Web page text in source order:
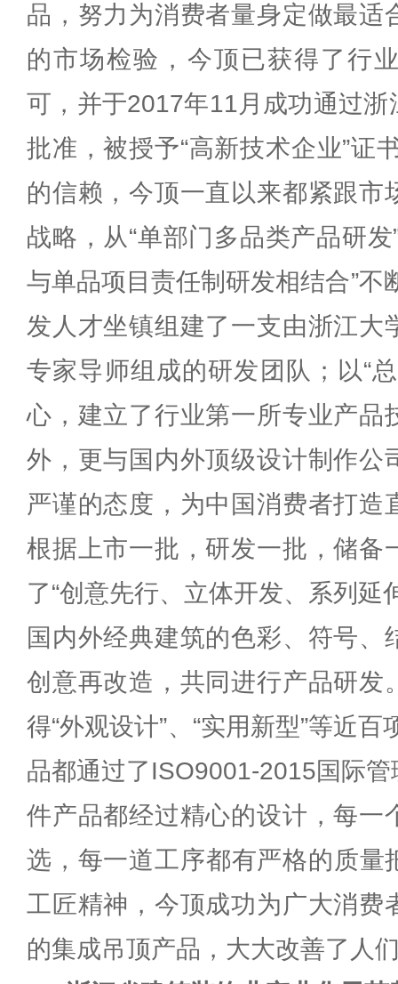
品，努力为消费者量身定做最适
的市场检验，今顶已获得了行
可，并于2017年11月成功通过
批准，被授予“高新技术企业”证
的信赖，今顶一直以来都紧跟市
战略，从“单部门多品类产品研
与单品项目责任制研发相结合”不
发人才坐镇组建了一支由浙江大
专家导师组成的研发团队；以“
心，建立了行业第一所专业产品
外，更与国内外顶级设计制作公
严谨的态度，为中国消费者打造
根据上市一批，研发一批，储备
了“创意先行、立体开发、系列延
国内外经典建筑的色彩、符号、
创意再改造，共同进行产品研发
得“外观设计”、“实用新型”等近
品都通过了ISO9001-2015国际
件产品都经过精心的设计，每一
选，每一道工序都有严格的质
工匠精神，今顶成功为广大消费
的集成吊顶产品，大大改善了人